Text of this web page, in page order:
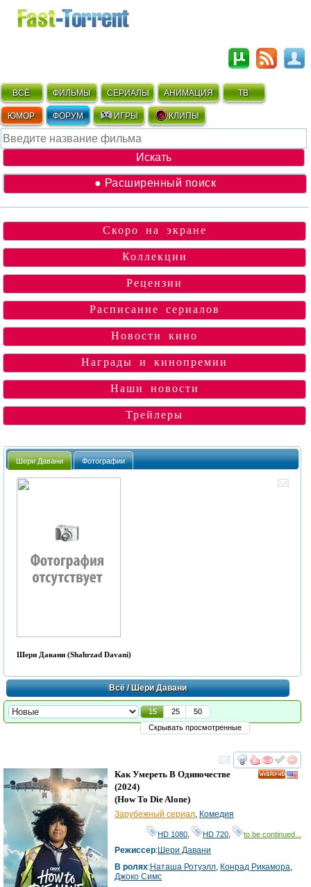
ВСЁ ФИЛЬМЫ СЕРИАЛЫ АНИМАЦИЯ ТВ
ЮМОР ФОРУМ ИГРЫ КЛИПЫ
● Расширенный поиск
Скоро на экране
Коллекции
Рецензии
Расписание сериалов
Новости кино
Награды и кинопремии
Наши новости
Трейлеры
Шери Давани Фотографии
Шери Давани (Shahrzad Davani)
Всё/ Шери Давани
15 25
50
Скрывать просмотренные
смотреть
Как Умереть В Одиночестве
(2024)
(How To Die Alone)
Зарубежный сериал Комедия
HD 1080 HD 720 to be continued...
Режиссер:Шери Давани
В ролях:Наташа Ротуэлл Конрад Рикамора
Джоко Симс